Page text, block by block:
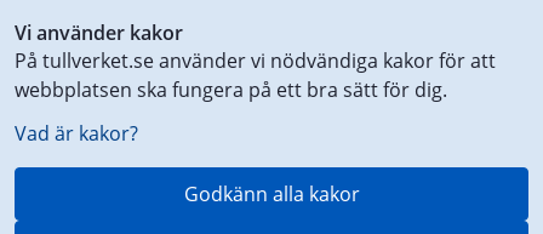
Vi använder kakor
På tullverket.se använder vi nödvändiga kakor för att
webbplatsen ska fungera på ett bra sätt för dig.
Vad är kakor?
Godkänn alla kakor
till
innehåll
på
aktuell